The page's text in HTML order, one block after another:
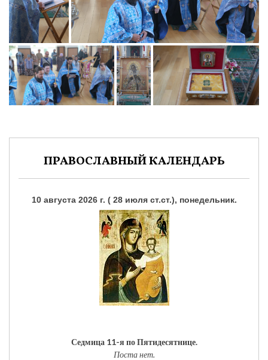
ПРАВОСЛАВНЫЙ КАЛЕНДАРЬ
10 августа 2026 г. ( 28 июля ст.ст.), понедельник.
Седмица 11-я по Пятидесятнице.
Поста нет.